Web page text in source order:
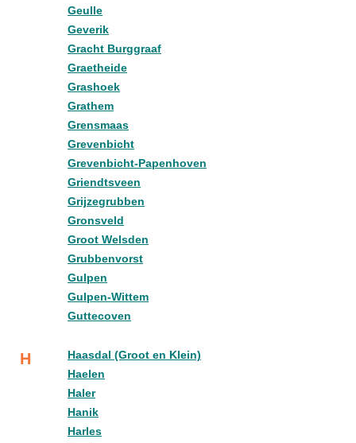
Geulle
Geverik
Gracht Burggraaf
Graetheide
Grashoek
Grathem
Grensmaas
Grevenbicht
Grevenbicht-Papenhoven
Griendtsveen
Grijzegrubben
Gronsveld
Groot Welsden
Grubbenvorst
Gulpen
Gulpen-Wittem
Guttecoven
H
Haasdal (Groot en Klein)
Haelen
Haler
Hanik
Harles